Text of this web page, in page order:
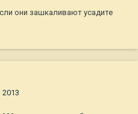
они зашкаливают усадите
2013